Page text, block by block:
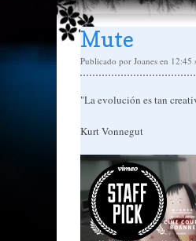
Mute
Publicado por Joanes en 12:45
"La evolución es tan
Kurt Vonnegut